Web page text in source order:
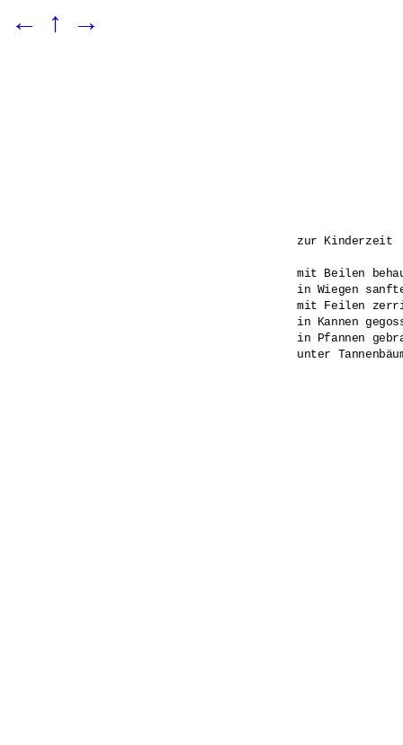
← ↑ →
zur Kinderzeit
mit Beilen
in Wiegen
mit Feilen
in Kannen
in Pfannen
unter